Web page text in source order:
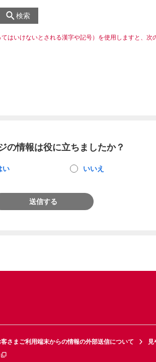
検索
はいけないとされる漢字や記号）を使用しますと、次
の情報は役に立ちましたか？
い いいえ
送信する
客さまご利用端末からの情報の外部送信について
見